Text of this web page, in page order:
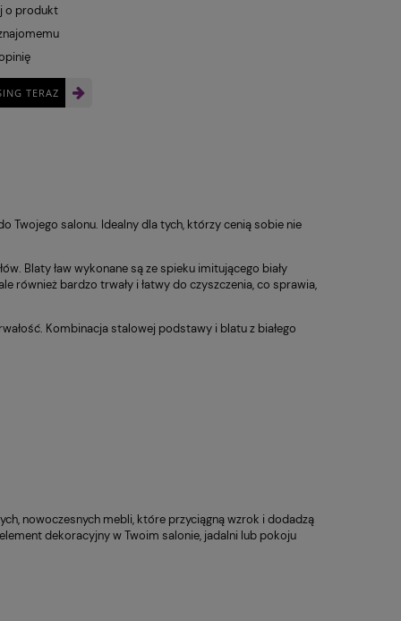
zł 469,00 zł
o produkt
TERAZ
salonu. Idealny dla tych, którzy cenią sobie nie
Blaty ław wykonane są ze spieku imitującego biały
również bardzo trwały i łatwy do czyszczenia, co sprawia,
Kombinacja stalowej podstawy i blatu z białego
nowoczesnych mebli, które przyciągną wzrok i dodadzą
dekoracyjny w Twoim salonie, jadalni lub pokoju